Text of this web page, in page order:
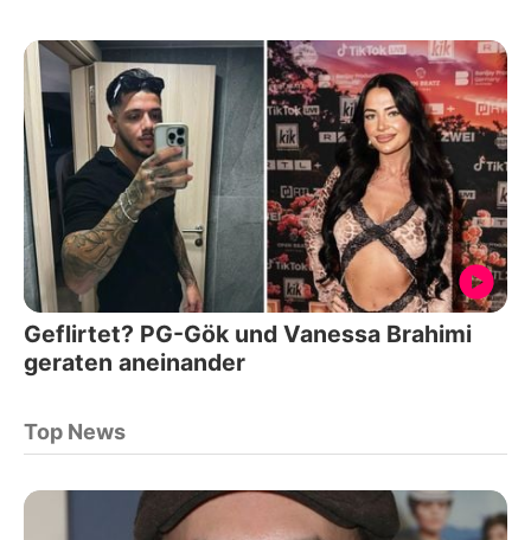
Geflirtet? PG-Gök und Vanessa Brahimi
geraten aneinander
Top News